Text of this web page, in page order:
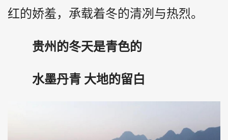
红的娇羞，承载着冬的清冽与热烈。
贵州的冬天是青色的
水墨丹青 大地的留白